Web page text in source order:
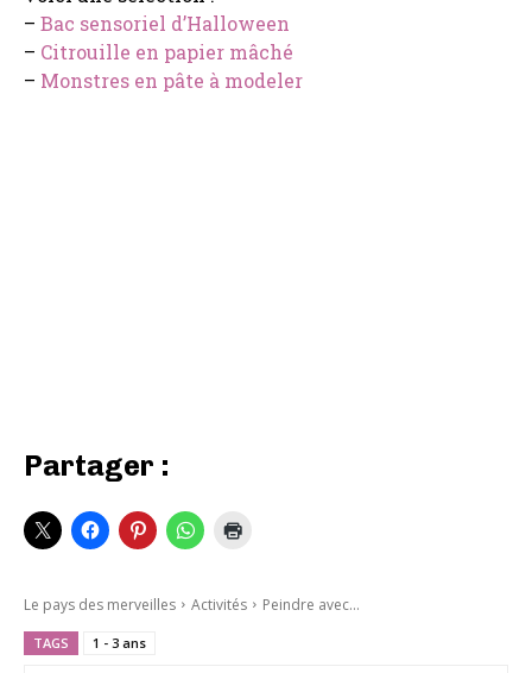
– Bac sensoriel d’Halloween
– Citrouille en papier mâché
– Monstres en pâte à modeler
Partager :
Le pays des merveilles Activités Peindre avec...
TAGS 1 - 3 ans